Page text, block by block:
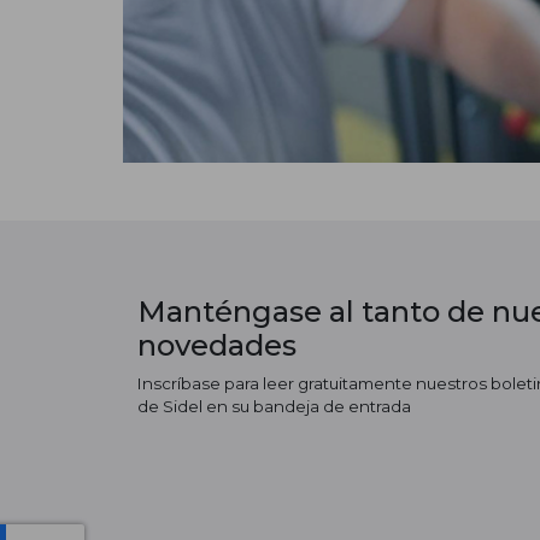
Manténgase al tanto de
novedades
Inscríbase para leer gratuitamente nuestros
de Sidel en su bandeja de entrada